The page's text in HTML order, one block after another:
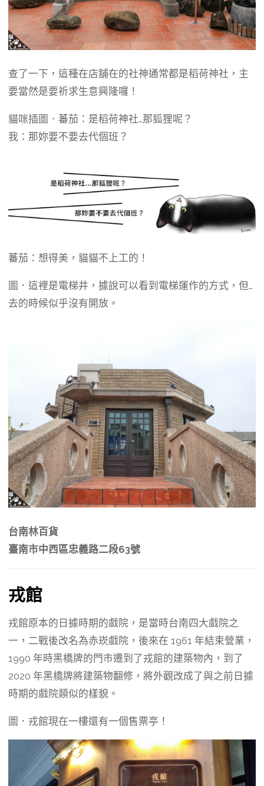
查了一下，這種在店舖在的社神通常都是稻荷神社，主
要當然是要祈求生意興隆囉！
貓咪插圖．蕃茄：是稻荷神社…那狐狸呢？
我：那妳要不要去代個班？
蕃茄：想得美，貓貓不上工的！
圖．這裡是電梯井，據說可以看到電梯運作的方式，但…
去的時候似乎沒有開放。
台南林百貨
臺南市中西區忠義路二段63號
戎館
戎館原本的日據時期的戲院，是當時台南四大戲院之
一，二戰後改名為赤崁戲院，後來在 1961 年結束營業，
1990 年時黑橋牌的門市遷到了戎館的建築物內，到了
2020 年黑橋牌將建築物翻修，將外觀改成了與之前日據
時期的戲院類似的樣貌。
圖．戎館現在一樓還有一個售票亭！